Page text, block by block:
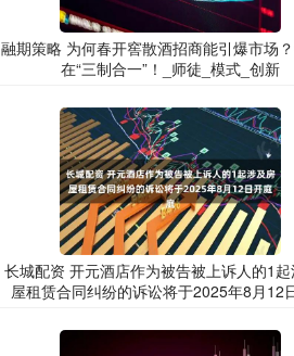
融期策略 为何春开窖散酒招商能引爆市场
在“三制合一”！_师徒_模式_创新
长城配资 开元酒店作为被告被上诉人的1
屋租赁合同纠纷的诉讼将于2025年8月12